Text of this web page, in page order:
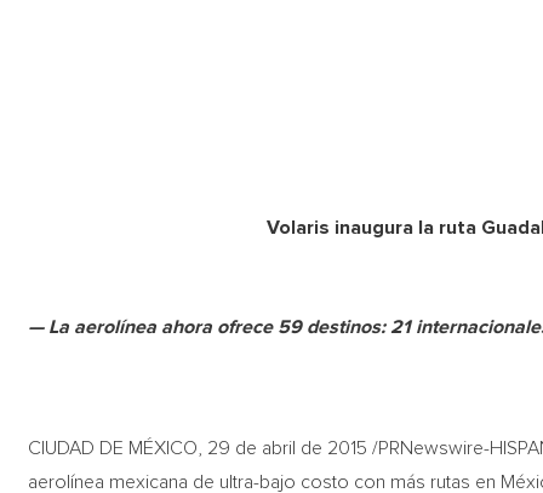
Volaris inaugura la ruta
— La aerolínea ahora ofrece 59 destinos: 21
CIUDAD DE MÉXICO, 29 de abril de 2015 /PRNewswire-
aerolínea mexicana de ultra-bajo costo con más rutas en